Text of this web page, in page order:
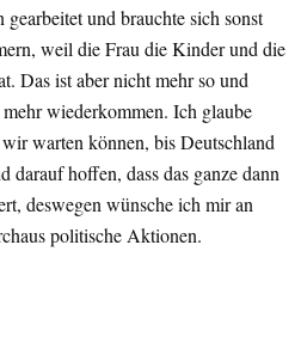
gearbeitet und brauchte sich sonst
weil die Frau die Kinder und die
Das ist aber nicht mehr so und
wiederkommen. Ich glaube
warten können, bis Deutschland
darauf hoffen, dass das ganze dann
deswegen wünsche ich mir an
politische Aktionen.